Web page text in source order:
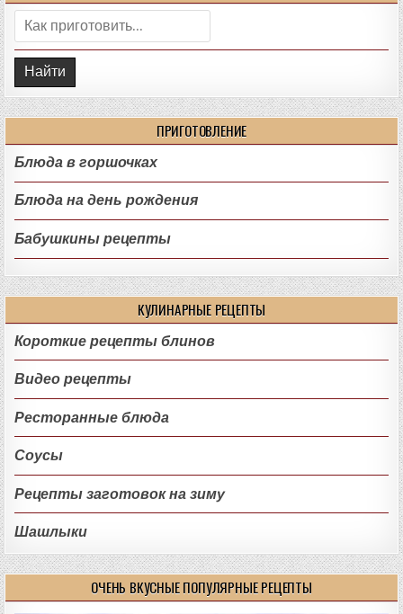
Поиск:
ПРИГОТОВЛЕНИЕ
Блюда в горшочках
Блюда на день рождения
Бабушкины рецепты
КУЛИНАРНЫЕ РЕЦЕПТЫ
Короткие рецепты блинов
Видео рецепты
Ресторанные блюда
Соусы
Рецепты заготовок на зиму
Шашлыки
ОЧЕНЬ ВКУСНЫЕ ПОПУЛЯРНЫЕ РЕЦЕПТЫ